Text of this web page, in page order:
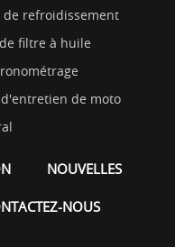
refroidissement
filtre à huile
de moto
NOUVELLES
NOUS